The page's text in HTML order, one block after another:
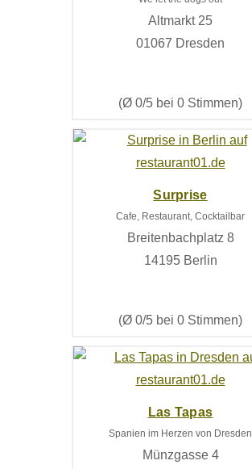
Altmarkt 25
01067 Dresden
(Ø 0/5 bei 0 Stimmen)
Surprise
Cafe, Restaurant, Cocktailbar
Breitenbachplatz 8
14195 Berlin
(Ø 0/5 bei 0 Stimmen)
Las Tapas
Spanien im Herzen von Dresden
Münzgasse 4